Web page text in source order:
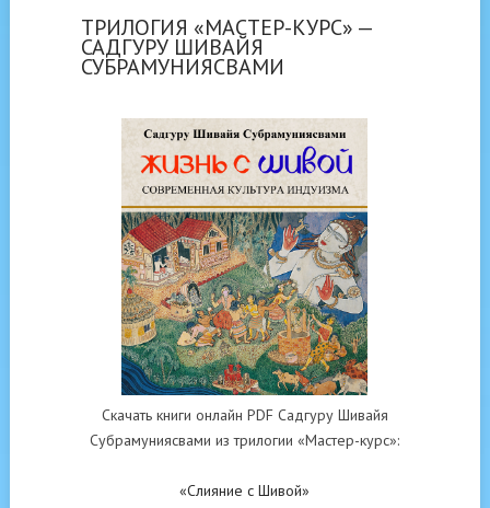
ТРИЛОГИЯ «МАСТЕР-КУРС» —
САДГУРУ ШИВАЙЯ
СУБРАМУНИЯСВАМИ
Скачать книги онлайн PDF Садгуру Шивайя
Субрамуниясвами из трилогии «Мастер-курс»:
«Слияние с Шивой»